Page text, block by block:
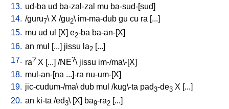
13. ud-ba ud ba-zal-zal mu ba-sud-[sud]
14. /guru7\ X /gu2\ im-ma-dub gu cu ra [...]
15. mu ud ul [X] e2-ba ba-an-[X]
16. an mul [...] jissu la2 [...]
17. ra? X [...] /NE?\ jissu im-/ma\-[X]
18. mul-an-[na ...]-ra nu-um-[X]
19. jic-cudum-/ma\ dub mul /kug\-ta pad3-de3 X [...]
20. an ki-ta /ed3\ [X] ba9-ra2 [...]